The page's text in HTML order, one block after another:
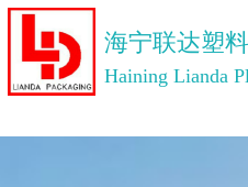
海宁联达塑
Haining Lianda